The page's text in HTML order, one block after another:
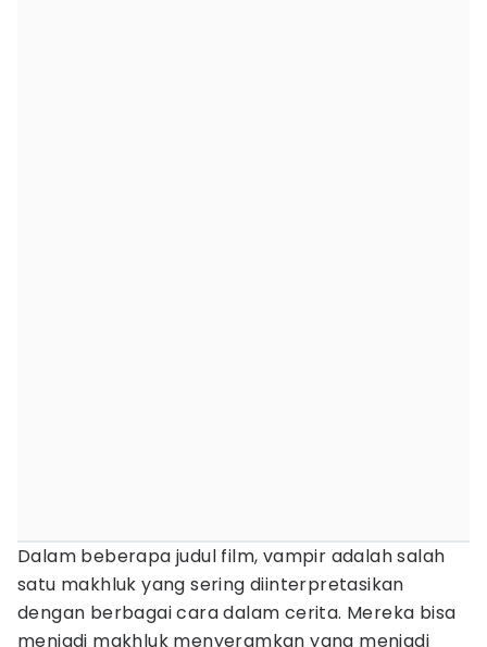
Dalam beberapa judul film, vampir adalah salah
satu makhluk yang sering diinterpretasikan
dengan berbagai cara dalam cerita. Mereka bisa
menjadi makhluk menyeramkan yang menjadi